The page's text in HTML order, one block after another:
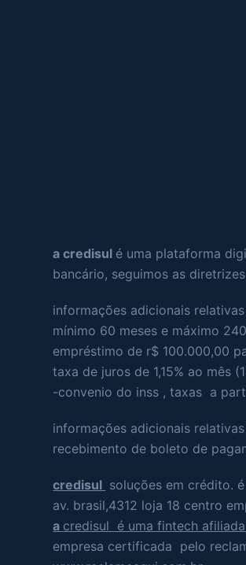
a credisul é uma plataforma
bancário, seguimos as
informações adicionais
mínimo 60 meses e máximo
empréstimo de r$ 100.000,00
taxa de juros de 1,15% ao mês
-convenio do inss , taxas a
informações adicionais
recebimento de boleto de
credisul soluções em crédito.
av. brasil,4312 loja 18 centro
a credisul é uma fintech
empresa certificada pelo